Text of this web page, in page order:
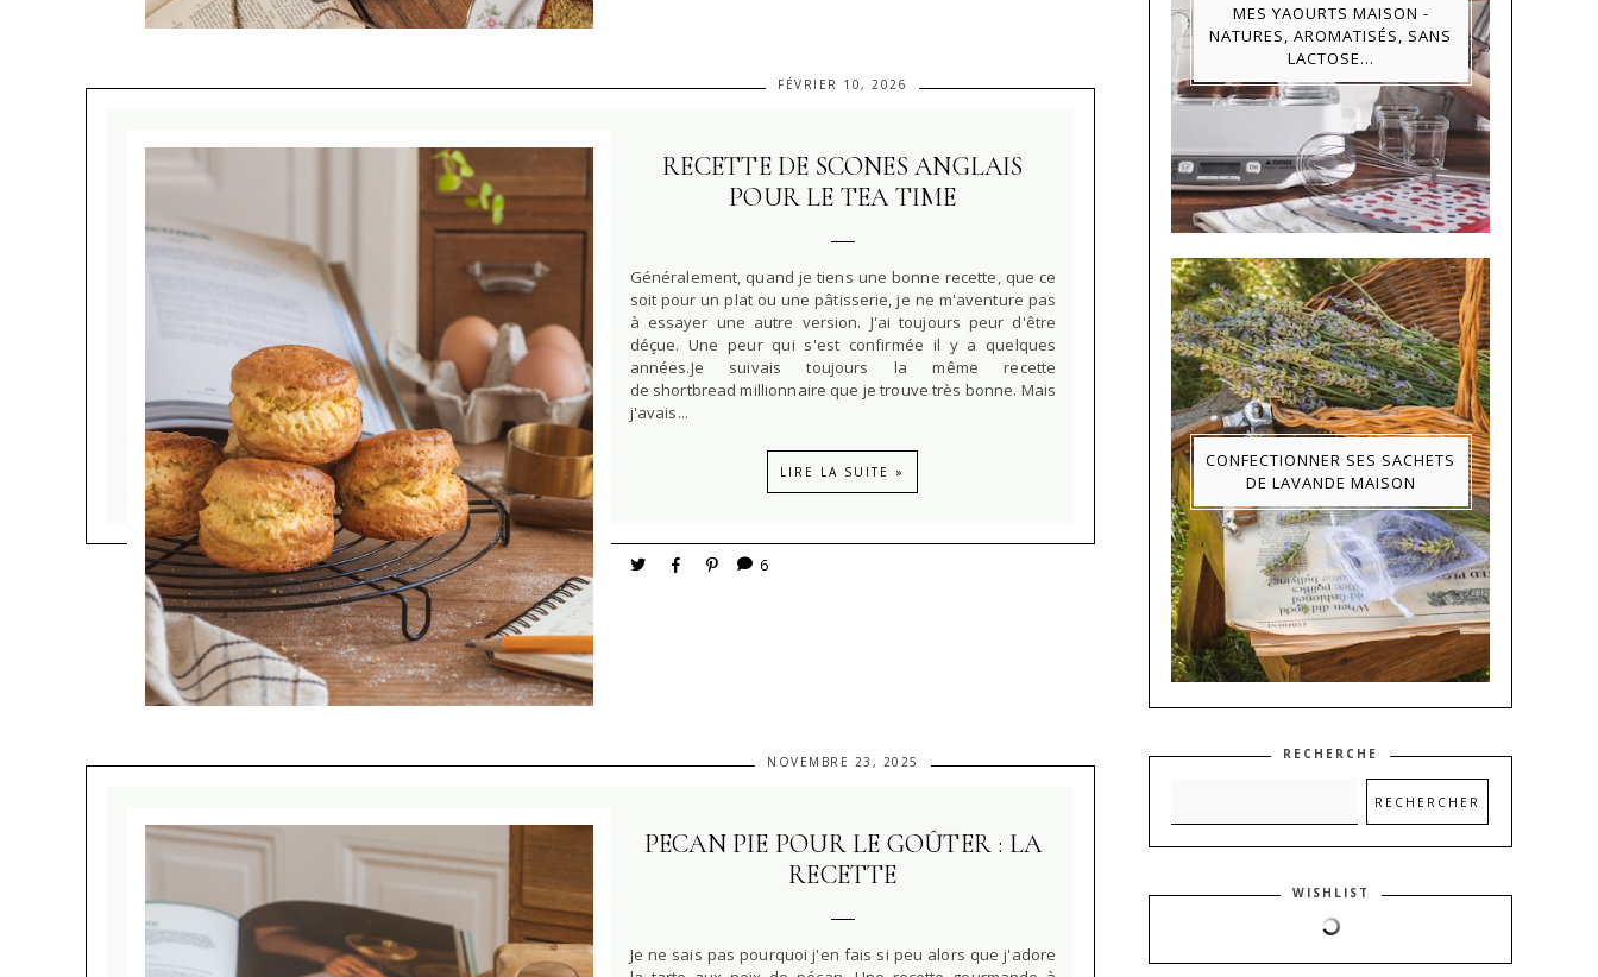
FÉVRIER 10, 2026
RECETTE DE SCONES ANGLAIS
POUR LE TEA TIME
Généralement, quand je tiens une bonne recette, que ce
soit pour un plat ou une pâtisserie, je ne m'aventure pas
à essayer une autre version. J'ai toujours peur d'être
déçue. Une peur qui s'est confirmée il y a quelques
années.Je suivais toujours la même recette
de shortbread millionnaire que je trouve très bonne. Mais
j'avais...
LIRE LA SUITE »
6
NOVEMBRE 23, 2025
PECAN PIE POUR LE GOÛTER : LA
RECETTE
Je ne sais pas pourquoi j'en fais si peu alors que j'adore
MES YAOURTS MAISON -
NATURES, AROMATISÉS, SANS
LACTOSE...
CONFECTIONNER SES SACHETS
DE LAVANDE MAISON
RECHERCHE
WISHLIST